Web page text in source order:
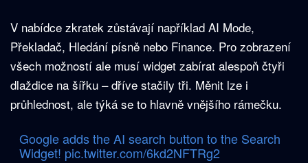
V nabídce zkratek zůstávají například AI Mode,
Překladač, Hledání písně nebo Finance. Pro zobrazení
všech možností ale musí widget zabírat alespoň čtyři
dlaždice na šířku – dříve stačily tři. Měnit lze i
průhlednost, ale týká se to hlavně vnějšího rámečku.
Google adds the AI search button to the Search
Widget! pic.twitter.com/6kd2NFTRg2